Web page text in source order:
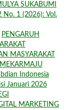
SUKABUMI
No. 1 (2026): Vol.
PENGARUH
MASYARAKAT
Indonesia
Januari 2026
MARKETING